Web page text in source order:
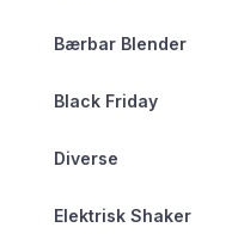
Bærbar Blender
Black Friday
Diverse
Elektrisk Shaker